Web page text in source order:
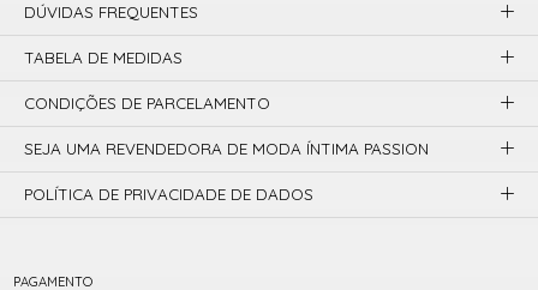
PAGAMENTO
DÚVIDAS FREQUENTES
TABELA DE MEDIDAS
CONDIÇÕES DE PARCELAMENTO
SEJA UMA REVENDEDORA DE MODA ÍNTIMA PASSION
POLÍTICA DE PRIVACIDADE DE DADOS